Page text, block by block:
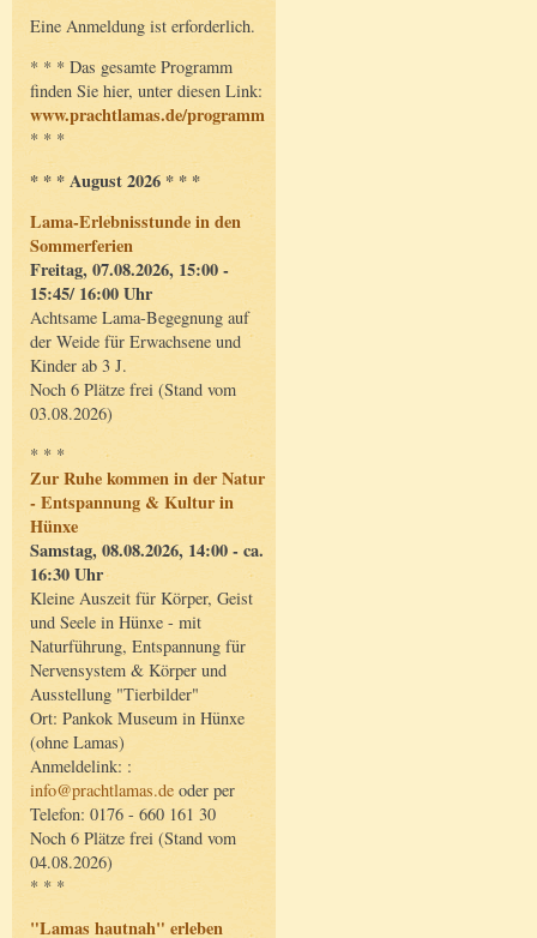
Eine Anmeldung ist erforderlich.
* * * Das gesamte Programm
finden Sie hier, unter diesen Link:
www.prachtlamas.de/programm
* * *
* * * August 2026 * * *
Lama-Erlebnisstunde in den
Sommerferien
Freitag, 07.08.2026, 15:00 -
15:45/ 16:00 Uhr
Achtsame Lama-Begegnung auf
der Weide für Erwachsene und
Kinder ab 3 J.
Noch 6 Plätze frei (Stand vom
03.08.2026)
* * *
Zur Ruhe kommen in der Natur
- Entspannung & Kultur in
Hünxe
Samstag, 08.08.2026, 14:00 - ca.
16:30 Uhr
Kleine Auszeit für Körper, Geist
und Seele in Hünxe - mit
Naturführung, Entspannung für
Nervensystem & Körper und
Ausstellung "Tierbilder"
Ort: Pankok Museum in Hünxe
(ohne Lamas)
Anmeldelink: :
info@prachtlamas.de oder per
Telefon: 0176 - 660 161 30
Noch 6 Plätze frei (Stand vom
04.08.2026)
* * *
"Lamas hautnah" erleben